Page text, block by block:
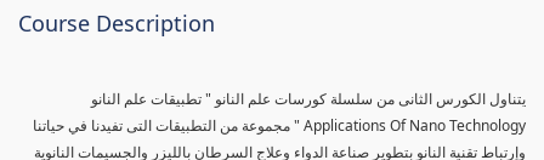
Course Description
يتناول الكورس الثانى من سلسلة كورسات علم النانو " تطبيقات علم النانو
Applications Of Nano Technology " مجموعة من التطبيقات التى تفيدنا في حياتنا
وإرتباط تقنية النانو بتطوير صناعة الدواء وعلاج السرطان بالليزر والجسيمات النانوية